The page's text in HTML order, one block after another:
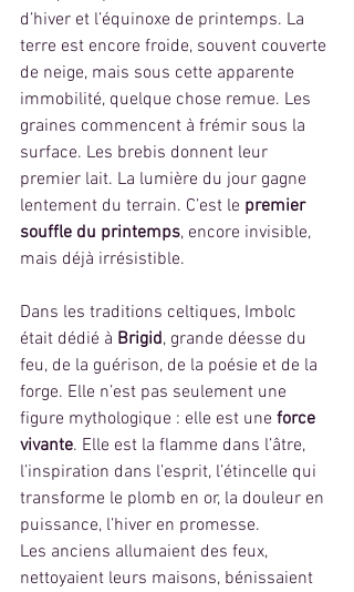
d’hiver et l’équinoxe de printemps. La
terre est encore froide, souvent couverte
de neige, mais sous cette apparente
immobilité, quelque chose remue. Les
graines commencent à frémir sous la
surface. Les brebis donnent leur
premier lait. La lumière du jour gagne
lentement du terrain. C’est le premier
souffle du printemps, encore invisible,
mais déjà irrésistible.
Dans les traditions celtiques, Imbolc
était dédié à Brigid, grande déesse du
feu, de la guérison, de la poésie et de la
forge. Elle n’est pas seulement une
figure mythologique : elle est une force
vivante. Elle est la flamme dans l’âtre,
l’inspiration dans l’esprit, l’étincelle qui
transforme le plomb en or, la douleur en
puissance, l’hiver en promesse.
Les anciens allumaient des feux,
nettoyaient leurs maisons, bénissaient